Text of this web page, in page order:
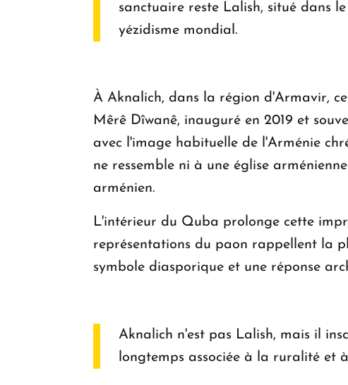
sanctuaire reste Lalish, situé dans
yézidisme mondial.
À Aknalich, dans la région d'Armavir,
Mêrê Dîwanê, inauguré en 2019 et
avec l'image habituelle de l'Arménie
ne ressemble ni à une église
arménien.
L'intérieur du Quba prolonge cette
représentations du paon rappellent la
symbole diasporique et une réponse
Aknalich n'est pas Lalish, mais il
longtemps associée à la ruralité et